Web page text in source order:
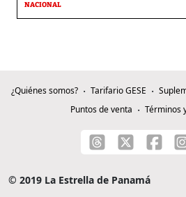
NACIONAL
¿Quiénes somos? Tarifario GESE
Puntos de venta
Términos
© 2019 La Estrella de Panamá